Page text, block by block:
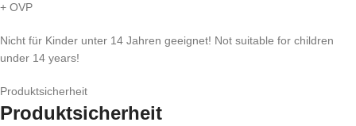
+ OVP
Nicht für Kinder unter 14 Jahren geeignet! Not suitable for children
under 14 years!
Produktsicherheit
Produktsicherheit